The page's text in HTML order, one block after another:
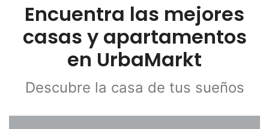
Encuentra las mejores
casas y apartamentos
en UrbaMarkt
Descubre la casa de tus sueños